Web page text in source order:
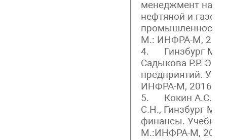
менеджмент на
нефтяной и
промышленности.
М.: ИНФРА-М,
4. Гинзбург
Садыкова Р.Р.
предприятий.
ИНФРА-М, 2016.
5. Кокин А.С.,
С.Н., Гинзбург
финансы.
М.:ИНФРА-М,